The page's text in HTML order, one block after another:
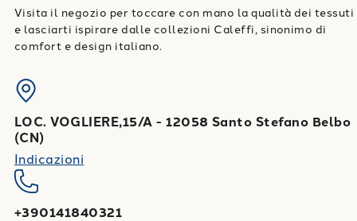
Visita il negozio per toccare con mano la qualità dei tessuti
e lasciarti ispirare dalle collezioni Caleffi, sinonimo di
comfort e design italiano.
LOC. VOGLIERE,15/A -12058 Santo Stefano Belbo
(CN)
Indicazioni
+390141840321